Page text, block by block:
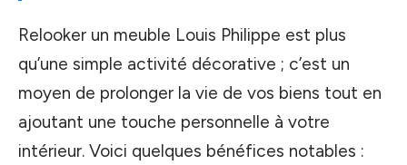
Relooker un meuble Louis Philippe est plus
qu’une simple activité décorative ; c’est un
moyen de prolonger la vie de vos biens tout en
ajoutant une touche personnelle à votre
intérieur. Voici quelques bénéfices notables :